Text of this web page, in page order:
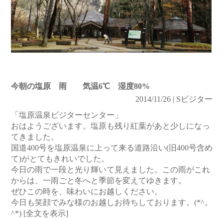
今朝の塩原 雨 気温6℃ 湿度80%
2014/11/26 | Sビジター
「塩原温泉ビジターセンター」
おはようございます。塩原も残り紅葉があと少しになっ
てきました。
国道400号を塩原温泉に上って来る道路沿い(旧400号含め
て)がとてもきれいでした。
今日の雨で一段と光り輝いて見えました。この雨がこれ
からは、一雨ごと冬へと季節を変えてゆきます。
ぜひこの時を、味わいにお越しください。
今日も笑顔でみな様のお越しお待ちしております。(*^。
^*) [全文を表示]